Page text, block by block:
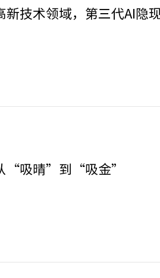
新技术领域，第三代AI隐
“吸晴”到“吸金”